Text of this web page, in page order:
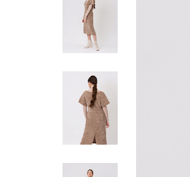
Кардиганы
Футболки
Комбинезоны
Аксессуары